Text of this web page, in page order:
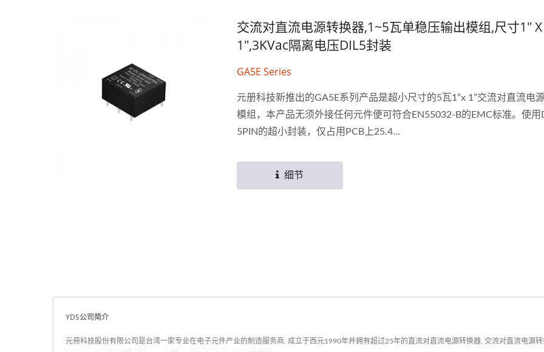
交流对直流电源转换器,1~5瓦单稳压输出模组,尺寸1" X
1",3KVac隔离电压DIL5封装
GA5E Series
元册科技新推出的GA5E系列产品是超小尺寸的5瓦1”x 1”交流对直流电
模组，本产品无须外接任何元件便可符合EN55032-B的EMC标准。使用
5PIN的超小封装，仅占用PCB上25.4...
细节
YDS公司简介
元冊科技股份有限公司是台湾一家专业在电子元件产业的制造服务商. 成立于西元1990年并拥有超过25年的直流对直流电源转换器, 交流对直流电源